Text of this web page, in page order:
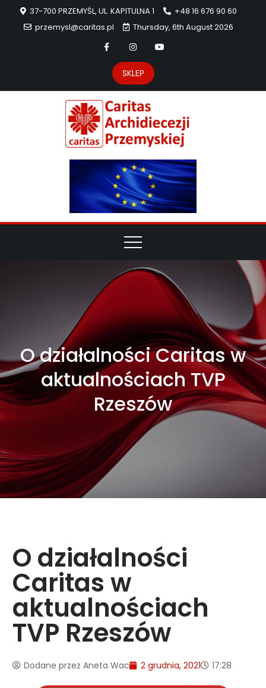
37-700 PRZEMYŚL, UL. KAPITULNA 1
+48 16 676 90 60
przemysl@caritas.pl
Thursday, 6th August 2026
SKLEP
O działalności Caritas w
aktualnościach TVP
Rzeszów
O działalności
Caritas w
aktualnościach
TVP Rzeszów
Dodane przez Aneta Wac 2 grudnia, 2021 17:28